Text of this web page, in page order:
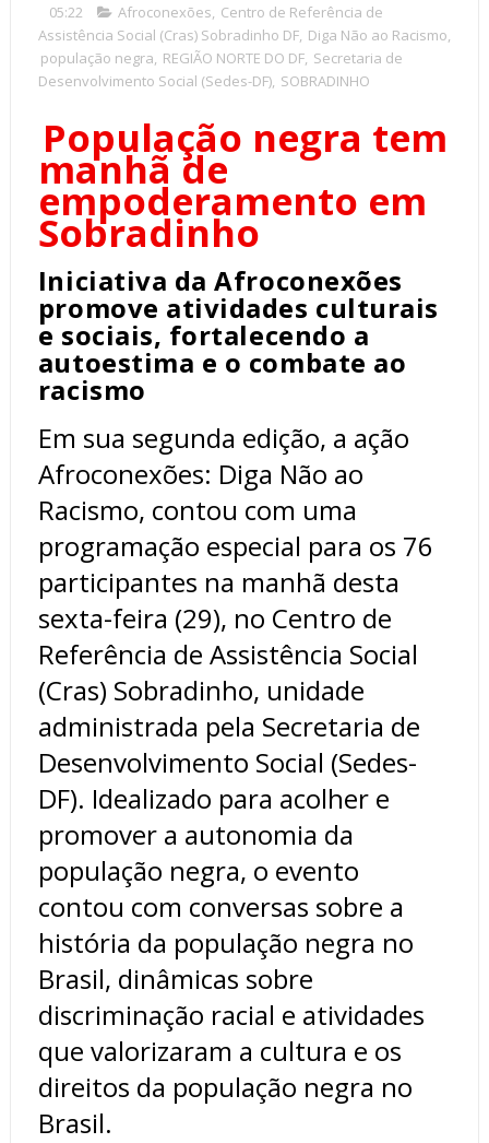
05:22 Afroconexões, Centro de Referência de
Assistência Social (Cras) Sobradinho DF, Diga Não ao Racismo,
população negra, REGIÃO NORTE DO DF, Secretaria de
Desenvolvimento Social (Sedes-DF), SOBRADINHO
População negra tem
manhã de
empoderamento em
Sobradinho
Iniciativa da Afroconexões
promove atividades culturais
e sociais, fortalecendo a
autoestima e o combate ao
racismo
Em sua segunda edição, a ação
Afroconexões: Diga Não ao
Racismo, contou com uma
programação especial para os 76
participantes na manhã desta
sexta-feira (29), no Centro de
Referência de Assistência Social
(Cras) Sobradinho, unidade
administrada pela Secretaria de
Desenvolvimento Social (Sedes-
DF). Idealizado para acolher e
promover a autonomia da
população negra, o evento
contou com conversas sobre a
história da população negra no
Brasil, dinâmicas sobre
discriminação racial e atividades
que valorizaram a cultura e os
direitos da população negra no
Brasil.